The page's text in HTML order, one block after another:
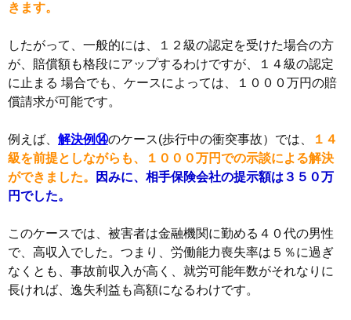
きます。
したがって、一般的には、１２級の認定を受けた場合の方
が、賠償額も格段にアップするわけですが、１４級の認定
に止まる 場合でも、ケースによっては、１０００万円の賠
償請求が可能です。
例えば、 解決例⑭のケース(歩行中の衝突事故）では、
１４
級を前提としながらも、１０００万円での示談による解決
ができました。
因みに、相手保険会社の提示額は３５０万
円でした。
このケースでは、被害者は金融機関に勤める４０代の男性
で、高収入でした。つまり、労働能力喪失率は５％に過ぎ
なくとも、事故前収入が高く、就労可能年数がそれなりに
長ければ、逸失利益も高額になるわけです。